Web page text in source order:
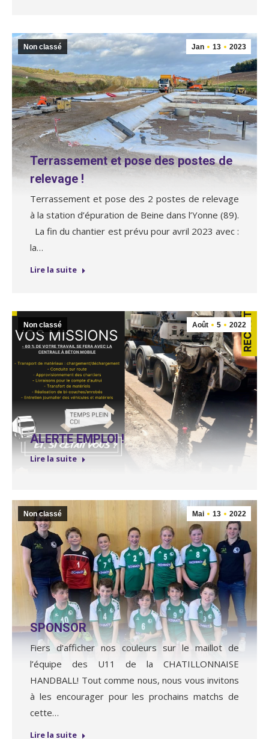
Jan 13 2023
Non classé
Terrassement et pose des postes de
relevage !
Terrassement et pose des 2 postes de relevage
à la station d’épuration de Beine dans l’Yonne (89).
La fin du chantier est prévu pour avril 2023 avec :
la…
Lire la suite
Août 5 2022
Non classé
ALERTE EMPLOI !
Lire la suite
Mai 13 2022
Non classé
SPONSOR
Fiers d’afficher nos couleurs sur le maillot de
l’équipe des U11 de la CHATILLONNAISE
HANDBALL! Tout comme nous, nous vous invitons
à les encourager pour les prochains matchs de
cette…
Lire la suite